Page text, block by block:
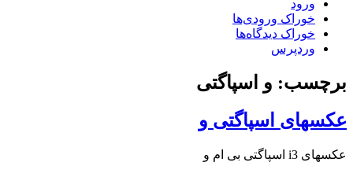
ورود
خوراک ورودی‌ها
خوراک دیدگاه‌ها
وردپرس
برچسب: و اسپاگتی
عکسهای اسپاگتی و
عکسهای i3 اسپاگتی بی ام و